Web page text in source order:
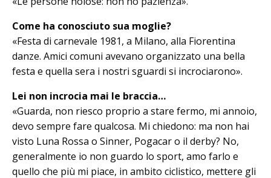
Come ha conosciuto sua moglie?
«Festa di carnevale 1981, a Milano, alla Fiorentina
danze. Amici comuni avevano organizzato una bella
festa e quella sera i nostri sguardi si incrociarono».
Lei non incrocia mai le braccia…
«Guarda, non riesco proprio a stare fermo, mi annoio,
devo sempre fare qualcosa. Mi chiedono: ma non hai
vi­sto Luna Rossa o Sinner, Pogacar o il derby? No,
generalmente io non guardo lo sport, amo farlo e
quello che più mi piace, in ambito ciclistico, mettere gli